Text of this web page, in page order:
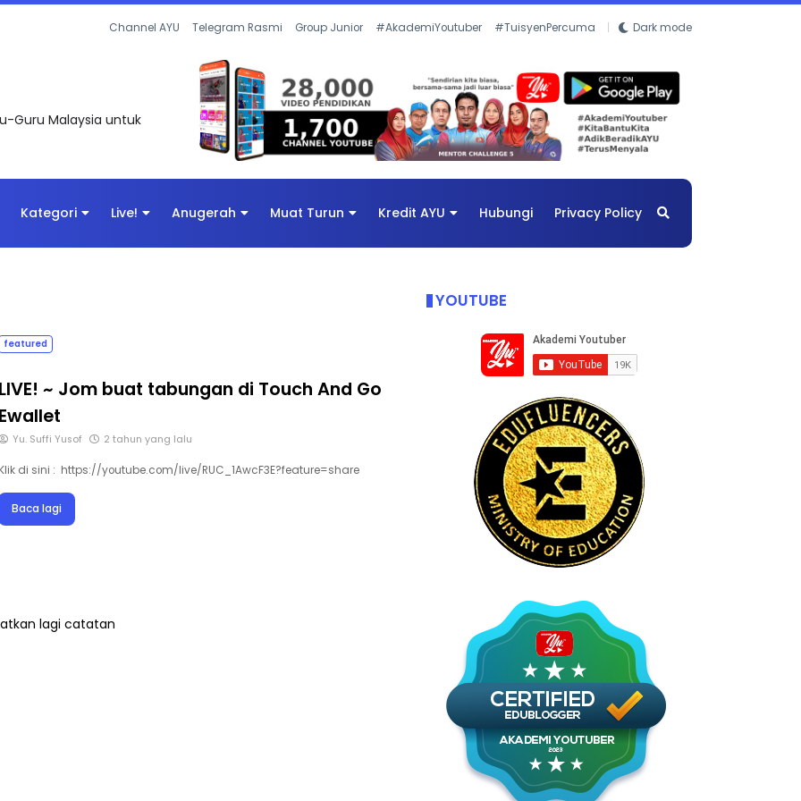
Channel AYU Telegram Rasmi Group Junior #AkademiYoutuber #TuisyenPercuma Dark mode
Guru Malaysia untuk
Kategori Live! Anugerah Muat Turun Kredit AYU Hubungi Privacy Policy
featured
~ Jom buat tabungan di Touch And Go
Yu. Suffi Yusof 2 tahun yang lalu
di sini : https://youtube.com/live/RUC_1AwcF3E?feature=share
Baca lagi
lagi catatan
YOUTUBE